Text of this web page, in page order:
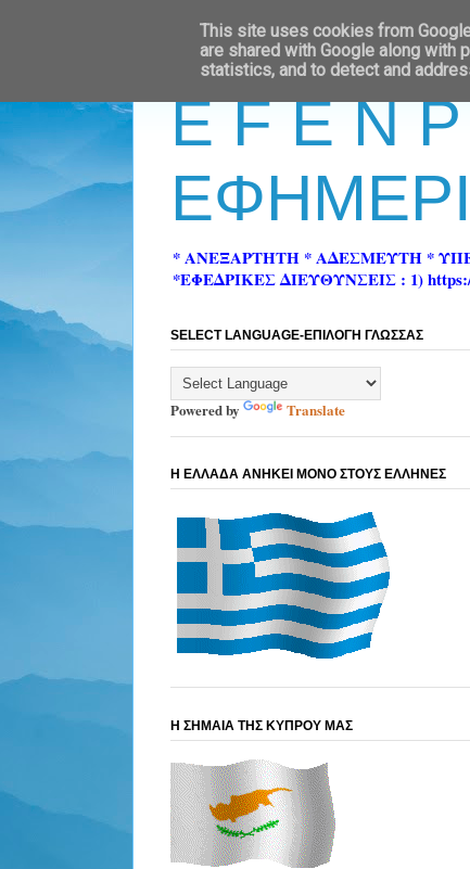
E F E N
* ΑΝΕΞΑΡΤΗΤΗ * ΑΔΕΣΜΕΥΤΗ *
*ΕΦΕΔΡΙΚΕΣ ΔΙΕΥΘΥΝΣΕΙΣ : 1) https://
SELECT LANGUAGE-ΕΠΙΛΟΓΗ ΓΛΩΣΣΑΣ
Powered by Translate
Η ΕΛΛΑΔΑ ΑΝΗΚΕΙ ΜΟΝΟ ΣΤΟΥΣ ΕΛΛΗΝΕΣ
Η ΣΗΜΑΙΑ ΤΗΣ ΚΥΠΡΟΥ ΜΑΣ
This site uses cookies from
are shared with Google along with
statistics, and to detect and